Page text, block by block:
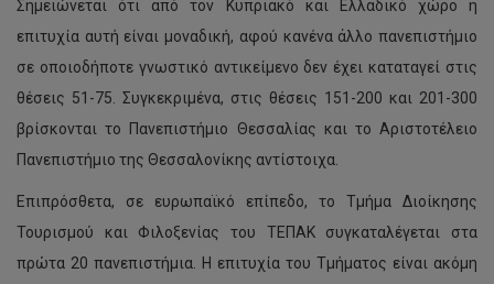
Σημειώνεται ότι από τον Κυπριακό και Ελλαδικό χώρο η
επιτυχία αυτή είναι μοναδική, αφού κανένα άλλο πανεπιστήμιο
σε οποιοδήποτε γνωστικό αντικείμενο δεν έχει καταταγεί στις
θέσεις 51-75. Συγκεκριμένα, στις θέσεις 151-200 και 201-300
βρίσκονται το Πανεπιστήμιο Θεσσαλίας και το Αριστοτέλειο
Πανεπιστήμιο της Θεσσαλονίκης αντίστοιχα.
Επιπρόσθετα, σε ευρωπαϊκό επίπεδο, το Τμήμα Διοίκησης
Τουρισμού και Φιλοξενίας του ΤΕΠΑΚ συγκαταλέγεται στα
πρώτα 20 πανεπιστήμια. Η επιτυχία του Τμήματος είναι ακόμη